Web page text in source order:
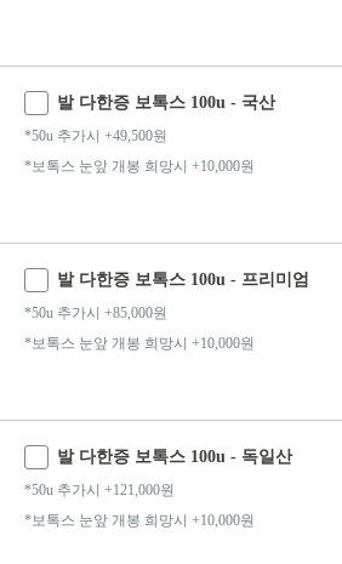
발 다한증 보톡스 100u - 국산
*50u 추가시 +49,500원
*보톡스 눈앞 개봉 희망시 +10,000원
발 다한증 보톡스 100u - 프리미엄
*50u 추가시 +85,000원
*보톡스 눈앞 개봉 희망시 +10,000원
발 다한증 보톡스 100u - 독일산
*50u 추가시 +121,000원
*보톡스 눈앞 개봉 희망시 +10,000원